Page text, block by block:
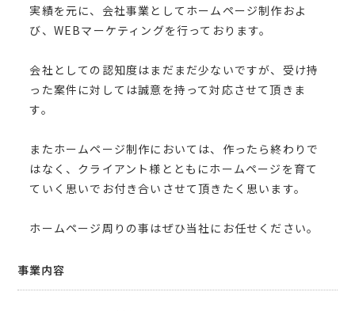
実績を元に、会社事業としてホームページ制作およ
び、WEBマーケティングを行っております。
会社としての認知度はまだまだ少ないですが、受け持
った案件に対しては誠意を持って対応させて頂きま
す。
またホームページ制作においては、作ったら終わりで
はなく、クライアント様とともにホームページを育て
ていく思いでお付き合いさせて頂きたく思います。
ホームページ周りの事はぜひ当社にお任せください。
事業内容